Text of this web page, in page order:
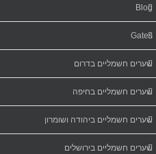
Blog
Gates
שערים חשמליים בדרום
שערים חשמליים בחיפה
שערים חשמליים ביהודה ושומרון
שערים חשמליים בירושלים